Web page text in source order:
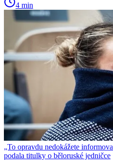
4 min
„To opravdu nedokážete
podala titulky o běloruské jedničce